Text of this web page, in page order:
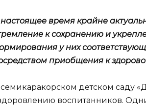
время крайне
к сохранению и
у них
приобщения к
детском саду
воспитанников.